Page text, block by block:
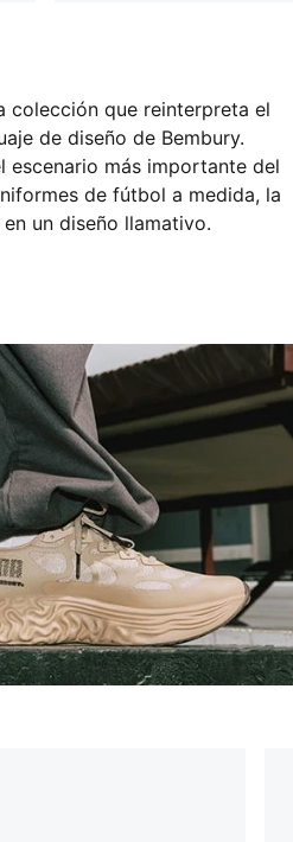
colección que reinterpreta el
de diseño de Bembury.
escenario más importante del
de fútbol a medida, la
un diseño llamativo.